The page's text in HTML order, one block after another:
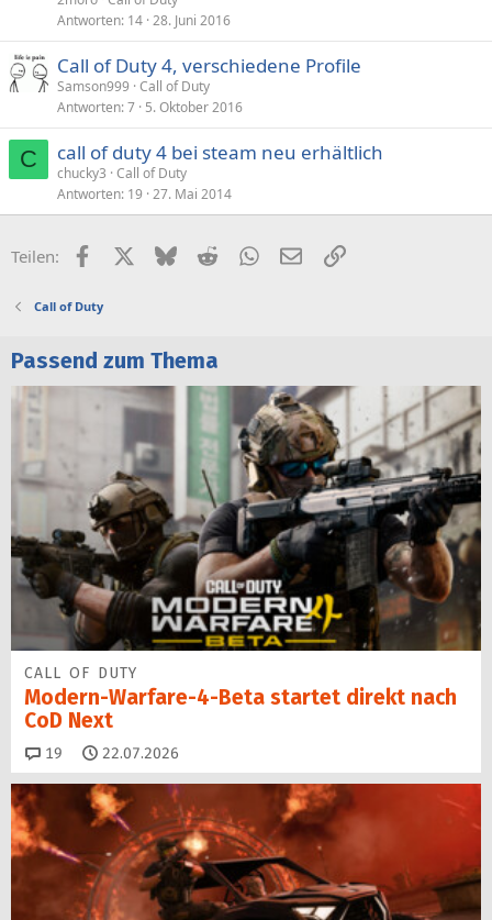
Antworten 14 28. Juni 2016
Call of Duty 4, verschiedene Profile
Samson999 Call of Duty
Antworten 7 5. Oktober 2016
C call of duty 4 bei steam neu erhältlich
chucky3 Call of Duty
Antworten 19 27. Mai 2014
Teilen: FacebookX (Twitter)
BlueskyRedditWhatsApp
E-MailLink
Call of Duty
Passend zum Thema
CALL OF DUTY
Modern-Warfare-4-Beta startet direkt nach
CoD Next
19 Kommentare
22.07.2026